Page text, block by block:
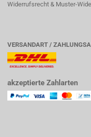
Widerrufsrecht & Muster-
VERSANDART /
akzeptierte Zahlarten